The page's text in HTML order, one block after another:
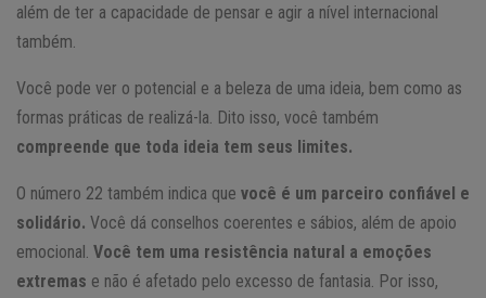
além de ter a capacidade de pensar e agir a nível internacional
também.
Você pode ver o potencial e a beleza de uma ideia, bem como as
formas práticas de realizá-la. Dito isso, você também
compreende que toda ideia tem seus limites.
O número 22 também indica que você é um parceiro confiável e
solidário. Você dá conselhos coerentes e sábios, além de apoio
emocional. Você tem uma resistência natural a emoções
extremas e não é afetado pelo excesso de fantasia. Por isso,